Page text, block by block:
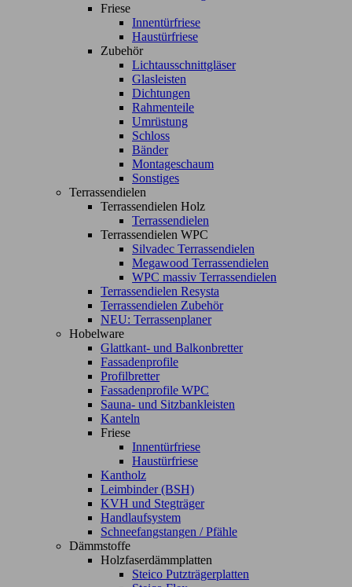
Friese
Innentürfriese
Haustürfriese
Zubehör
Lichtausschnittgläser
Glasleisten
Dichtungen
Rahmenteile
Umrüstung
Schloss
Bänder
Montageschaum
Sonstiges
Terrassendielen
Terrassendielen Holz
Terrassendielen
Terrassendielen WPC
Silvadec Terrassendielen
Megawood Terrassendielen
WPC massiv Terrassendielen
Terrassendielen Resysta
Terrassendielen Zubehör
NEU: Terrassenplaner
Hobelware
Glattkant- und Balkonbretter
Fassadenprofile
Profilbretter
Fassadenprofile WPC
Sauna- und Sitzbankleisten
Kanteln
Friese
Innentürfriese
Haustürfriese
Kantholz
Leimbinder (BSH)
KVH und Stegträger
Handlaufsystem
Schneefangstangen / Pfähle
Dämmstoffe
Holzfaserdämmplatten
Steico Putzträgerplatten